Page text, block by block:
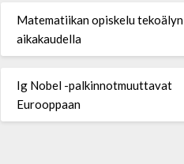
Matematiikan opiskelu tekoälyn
aikakaudella
Ig Nobel -palkinnotmuuttavat
Eurooppaan